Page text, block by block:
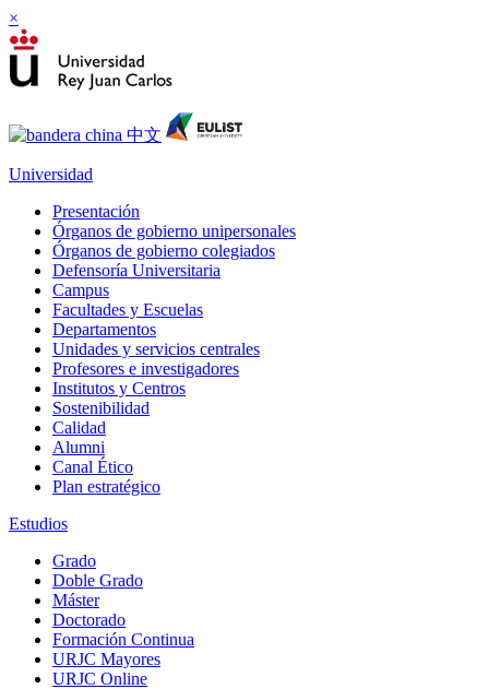
×
Universidad
Presentación
Órganos de gobierno unipersonales
Órganos de gobierno colegiados
Defensoría Universitaria
Campus
Facultades y Escuelas
Departamentos
Unidades y servicios centrales
Profesores e investigadores
Institutos y Centros
Sostenibilidad
Calidad
Alumni
Canal Ético
Plan estratégico
Estudios
Grado
Doble Grado
Máster
Doctorado
Formación Continua
URJC Mayores
URJC Online